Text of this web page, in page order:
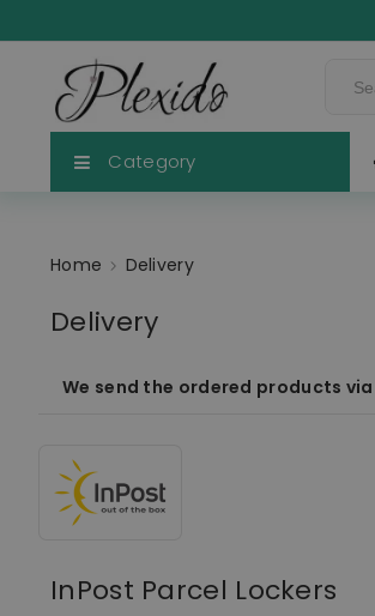
Category
Home Delivery
Delivery
We send the ordered products
InPost Parcel Lockers